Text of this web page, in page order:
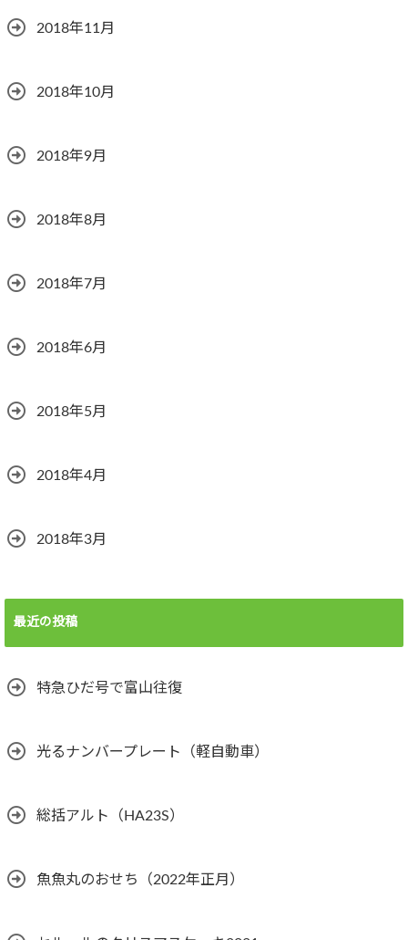
2018年11月
2018年10月
2018年9月
2018年8月
2018年7月
2018年6月
2018年5月
2018年4月
2018年3月
最近の投稿
特急ひだ号で富山往復
光るナンバープレート（軽自動車）
総括アルト（HA23S）
魚魚丸のおせち（2022年正月）